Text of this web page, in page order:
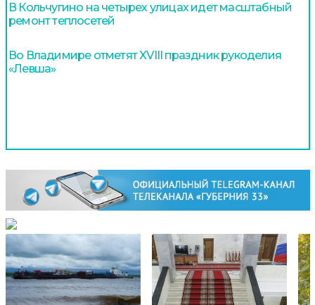
В Кольчугино на четырех улицах идет масштабный
ремонт теплосетей
Во Владимире отметят XVIII праздник рукоделия
«Левша»